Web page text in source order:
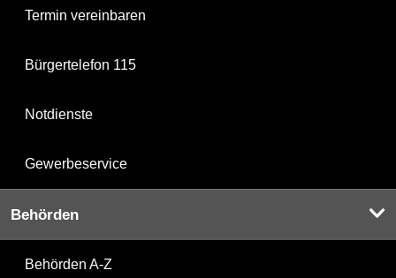
Termin vereinbaren
Bürgertelefon 115
Notdienste
Gewerbeservice
Behörden
Behörden A-Z